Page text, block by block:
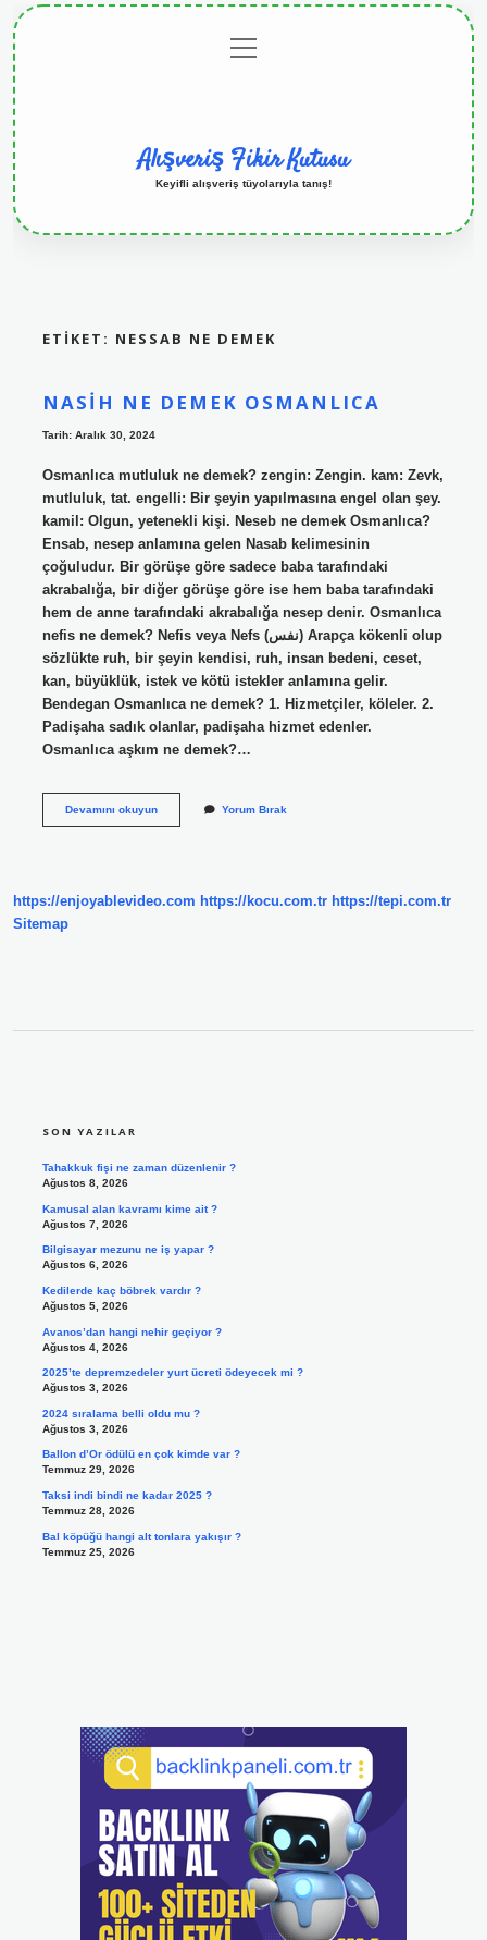
menüyü
aç
Alışveriş Fikir Kutusu
Keyifli alışveriş tüyolarıyla tanış!
ETIKET: NESSAB NE DEMEK
NASIH NE DEMEK OSMANLICA
Tarih: Aralık 30, 2024
Osmanlıca mutluluk ne demek? zengin: Zengin. kam: Zevk,
mutluluk, tat. engelli: Bir şeyin yapılmasına engel olan şey.
kamil: Olgun, yetenekli kişi. Neseb ne demek Osmanlıca?
Ensab, nesep anlamına gelen Nasab kelimesinin
çoğuludur. Bir görüşe göre sadece baba tarafındaki
akrabalığa, bir diğer görüşe göre ise hem baba tarafındaki
hem de anne tarafındaki akrabalığa nesep denir. Osmanlıca
nefis ne demek? Nefis veya Nefs (نفس) Arapça kökenli olup
sözlükte ruh, bir şeyin kendisi, ruh, insan bedeni, ceset,
kan, büyüklük, istek ve kötü istekler anlamına gelir.
Bendegan Osmanlıca ne demek? 1. Hizmetçiler, köleler. 2.
Padişaha sadık olanlar, padişaha hizmet edenler.
Osmanlıca aşkım ne demek?…
Devamını okuyunNasih
Yorum Bırak
https://enjoyablevideo.com https://kocu.com.tr https://tepi.com.tr
Sitemap
SON YAZILAR
Tahakkuk fişi ne zaman düzenlenir ?
Ağustos 8, 2026
Kamusal alan kavramı kime ait ?
Ağustos 7, 2026
Bilgisayar mezunu ne iş yapar ?
Ağustos 6, 2026
Kedilerde kaç böbrek vardır ?
Ağustos 5, 2026
Avanos’dan hangi nehir geçiyor ?
Ağustos 4, 2026
2025’te depremzedeler yurt ücreti ödeyecek mi ?
Ağustos 3, 2026
2024 sıralama belli oldu mu ?
Ağustos 3, 2026
Ballon d’Or ödülü en çok kimde var ?
Temmuz 29, 2026
Taksi indi bindi ne kadar 2025 ?
Temmuz 28, 2026
Bal köpüğü hangi alt tonlara yakışır ?
Temmuz 25, 2026